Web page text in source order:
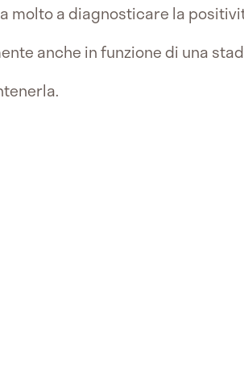
molto a diagnosticare la
anche in funzione di una